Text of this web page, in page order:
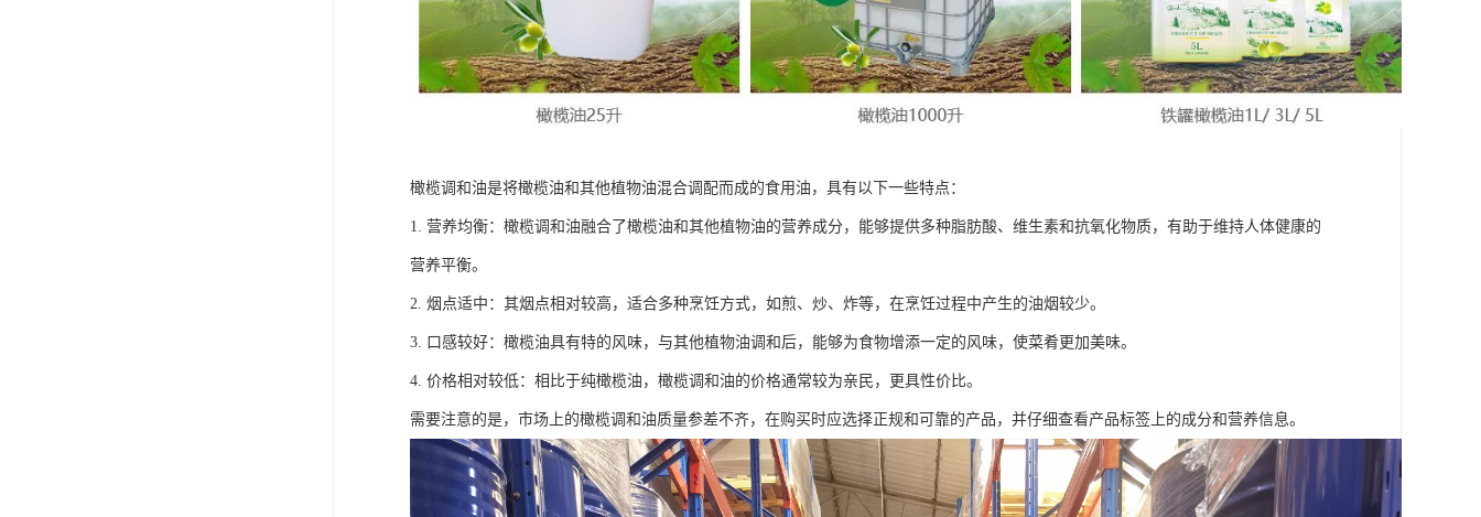
橄榄调和油是将橄榄油和其他植物油混合调配而成的食用油，具有以下一些特点：
1. 营养均衡：橄榄调和油融合了橄榄油和其他植物油的营养成分，能够提供多种脂肪酸、维生素和抗氧化物质，有助于维持人体健康的
营养平衡。
2. 烟点适中：其烟点相对较高，适合多种烹饪方式，如煎、炒、炸等，在烹饪过程中产生的油烟较少。
3. 口感较好：橄榄油具有特的风味，与其他植物油调和后，能够为食物增添一定的风味，使菜肴更加美味。
4. 价格相对较低：相比于纯橄榄油，橄榄调和油的价格通常较为亲民，更具性价比。
需要注意的是，市场上的橄榄调和油质量参差不齐，在购买时应选择正规和可靠的产品，并仔细查看产品标签上的成分和营养信息。